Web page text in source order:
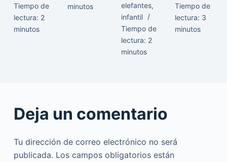
Tiempo de
lectura: 2
minutos
minutos
elefantes,
infantil
Tiempo de
lectura: 2
minutos
Tiempo de
lectura: 3
minutos
Deja un comentario
Tu dirección de correo electrónico no será
publicada. Los campos obligatorios están